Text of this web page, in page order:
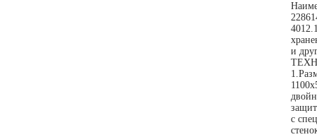
и
с